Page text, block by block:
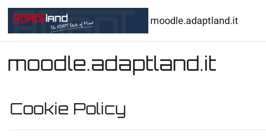
moodle.adaptland.it
moodle.adaptland.it
Cookie Policy